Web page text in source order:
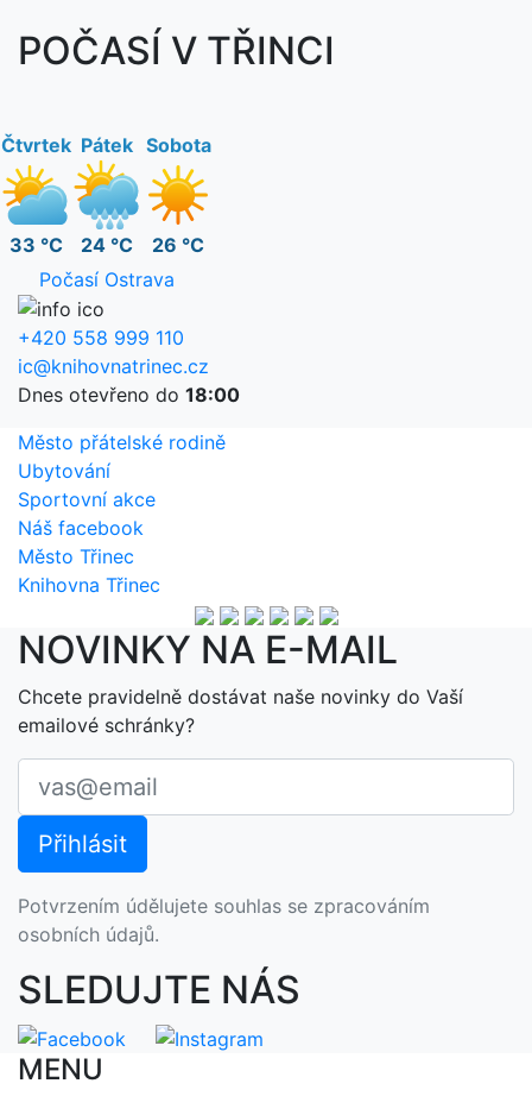
POČASÍ V TŘINCI
Čtvrtek
33 °C
Pátek
24 °C
Sobota
26 °C
Počasí Ostrava
+420 558 999 110
ic@knihovnatrinec.cz
Dnes otevřeno do 18:00
Město přátelské rodině
Ubytování
Sportovní akce
Náš facebook
Město Třinec
Knihovna Třinec
NOVINKY NA E-MAIL
Chcete pravidelně dostávat naše novinky do Vaší
emailové schránky?
Potvrzením údělujete souhlas se zpracováním
osobních údajů.
SLEDUJTE NÁS
MENU